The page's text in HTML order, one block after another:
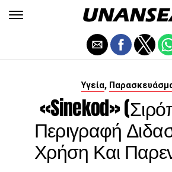
Υγεία,
«Sinekod»
Περιγραφή
Χρήση Και